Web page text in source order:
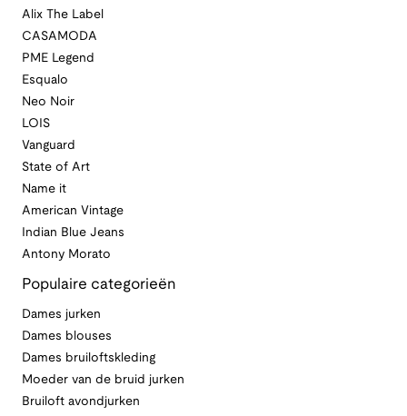
Alix The Label
CASAMODA
PME Legend
Esqualo
Neo Noir
LOIS
Vanguard
State of Art
Name it
American Vintage
Indian Blue Jeans
Antony Morato
Populaire categorieën
Dames jurken
Dames blouses
Dames bruiloftskleding
Moeder van de bruid jurken
Bruiloft avondjurken